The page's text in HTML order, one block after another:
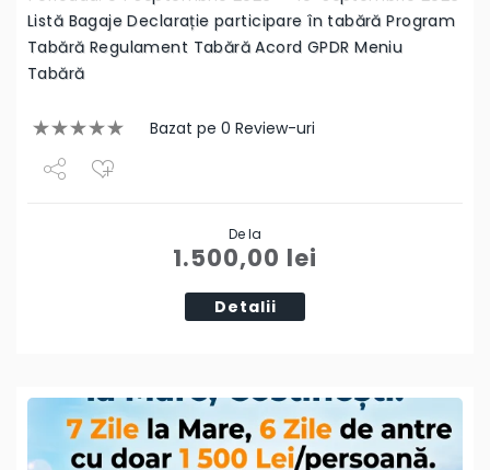
Listă Bagaje Declarație participare în tabără Program
Tabără Regulament Tabără Acord GPDR Meniu
Tabără
Bazat pe 0 Review-uri
De la
1.500,00 lei
Detalii